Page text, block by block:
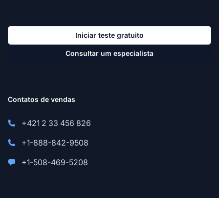
Iniciar teste gratuito
Consultar um especialista
Contatos de vendas
+421 2 33 456 826
+1-888-842-9508
+1-508-469-5208